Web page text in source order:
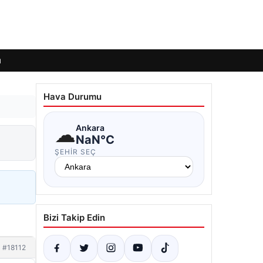
#18112
Hava Durumu
☁Ankara
NaN°C
ŞEHIR SEÇ
Bizi Takip Edin